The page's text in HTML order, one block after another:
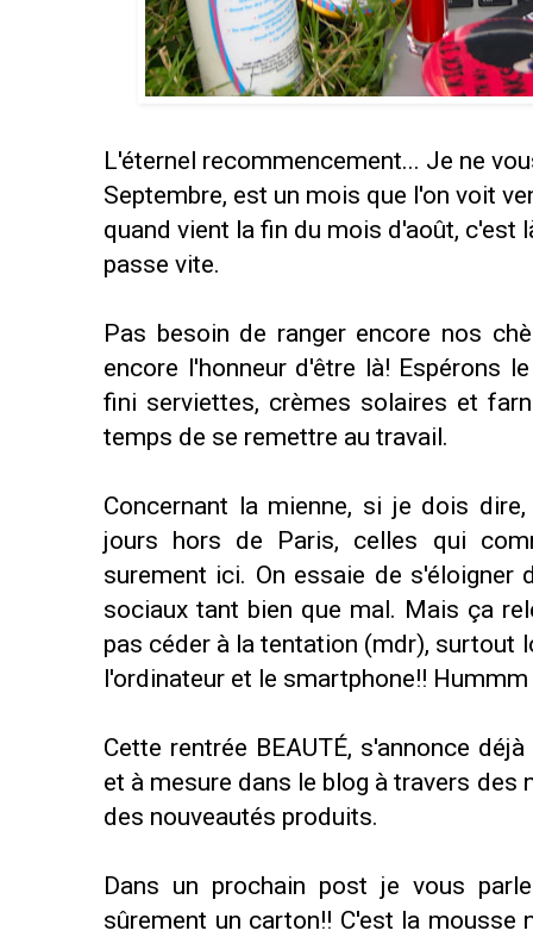
L'éternel recommencement... Je ne
Septembre, est un mois que l'on voit
quand vient la fin du mois d'août, c'est
passe vite.
Pas besoin de ranger encore nos
encore l'honneur d'être là! Espérons
fini serviettes, crèmes solaires et
temps de se remettre au travail.
Concernant la mienne, si je dois
jours hors de Paris, celles qui
surement ici. On essaie de s'éloigner
sociaux tant bien que mal. Mais ça
pas céder à la tentation (mdr), surtout
l'ordinateur et le smartphone!!
Cette rentrée BEAUTÉ, s'annonce
et à mesure dans le blog à travers
des nouveautés produits.
Dans un prochain post je vous
sûrement un carton!! C'est la mousse